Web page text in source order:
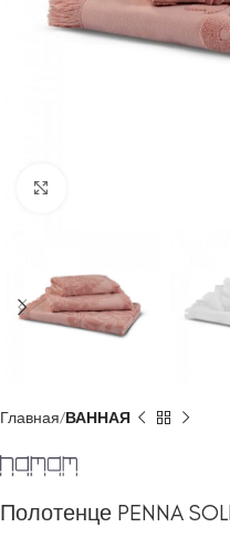
Главная ВАННАЯ
Полотенце PENNA